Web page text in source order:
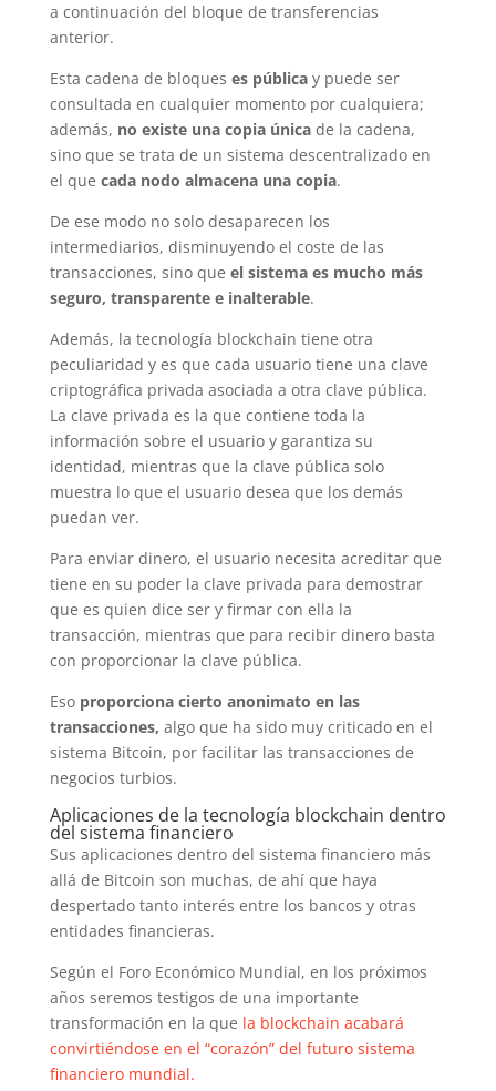
a continuación del bloque de transferencias
anterior.
Esta cadena de bloques es públicay puede ser
consultada en cualquier momento por cualquiera;
además, no existe una copia únicade la cadena,
sino que se trata de un sistema descentralizado en
el que cada nodo almacena una copia.
De ese modo no solo desaparecen los
intermediarios, disminuyendo el coste de las
transacciones, sino que el sistema es mucho más
seguro, transparente e inalterable.
Además, la tecnología blockchain tiene otra
peculiaridad y es que cada usuario tiene una clave
criptográfica privada asociada a otra clave pública.
La clave privada es la que contiene toda la
información sobre el usuario y garantiza su
identidad, mientras que la clave pública solo
muestra lo que el usuario desea que los demás
puedan ver.
Para enviar dinero, el usuario necesita acreditar que
tiene en su poder la clave privada para demostrar
que es quien dice ser y firmar con ella la
transacción, mientras que para recibir dinero basta
con proporcionar la clave pública.
Eso proporciona cierto anonimato en las
transacciones, algo que ha sido muy criticado en el
sistema Bitcoin, por facilitar las transacciones de
negocios turbios.
Aplicaciones de la tecnología blockchain dentro
del sistema financiero
Sus aplicaciones dentro del sistema financiero más
allá de Bitcoin son muchas, de ahí que haya
despertado tanto interés entre los bancos y otras
entidades financieras.
Según el Foro Económico Mundial, en los próximos
años seremos testigos de una importante
transformación en la que la blockchain acabará
convirtiéndose en el “corazón” del futuro sistema
financiero mundial.